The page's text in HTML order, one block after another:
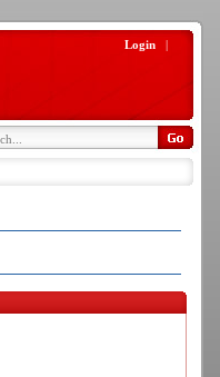
Login |